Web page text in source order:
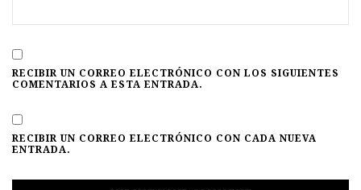
RECIBIR UN CORREO ELECTRÓNICO CON LOS SIGUIENTES
COMENTARIOS A ESTA ENTRADA.
RECIBIR UN CORREO ELECTRÓNICO CON CADA NUEVA
ENTRADA.